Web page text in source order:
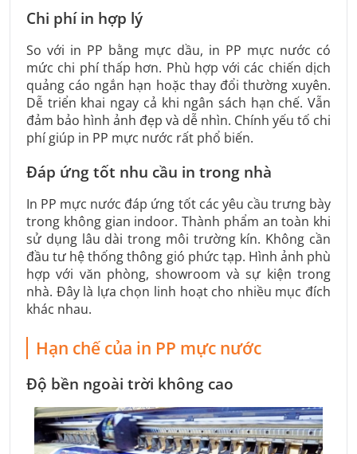
Chi phí in hợp lý
So với in PP bằng mực dầu, in PP mực nước có
mức chi phí thấp hơn. Phù hợp với các chiến dịch
quảng cáo ngắn hạn hoặc thay đổi thường xuyên.
Dễ triển khai ngay cả khi ngân sách hạn chế. Vẫn
đảm bảo hình ảnh đẹp và dễ nhìn. Chính yếu tố chi
phí giúp in PP mực nước rất phổ biến.
Đáp ứng tốt nhu cầu in trong nhà
In PP mực nước đáp ứng tốt các yêu cầu trưng bày
trong không gian indoor. Thành phẩm an toàn khi
sử dụng lâu dài trong môi trường kín. Không cần
đầu tư hệ thống thông gió phức tạp. Hình ảnh phù
hợp với văn phòng, showroom và sự kiện trong
nhà. Đây là lựa chọn linh hoạt cho nhiều mục đích
khác nhau.
Hạn chế của in PP mực nước
Độ bền ngoài trời không cao